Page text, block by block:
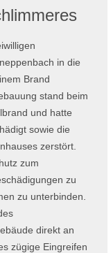
in die
Brand
stand beim
und hatte
sowie die
zerstört.
zum
zu
zu unterbinden.
direkt an
zügige Eingreifen